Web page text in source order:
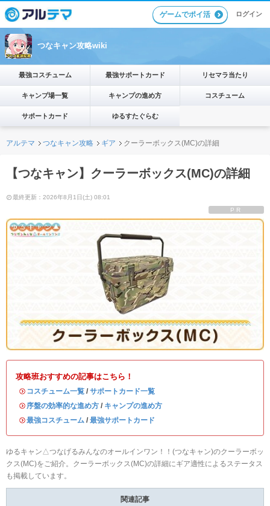
ゲームでポイ活 ログイン
つなキャン攻略wiki
最強コスチューム 最強サポートカード リセマラ当たり
キャンプ場一覧 キャンプの進め方 コスチューム
サポートカード ゆるすたぐらむ
アルテマ つなキャン攻略 ギア クーラーボックス(MC)の詳細
【つなキャン】クーラーボックス(MC)の詳細
最終更新：2026年8月1日(土) 08:01
PR
攻略班おすすめの記事はこちら！
・ コスチューム一覧 / サポートカード一覧
・ 序盤の効率的な進め方 / キャンプの進め方
・最強コスチューム / 最強サポートカード
ゆるキャン△つなげるみんなのオールインワン！！(つなキャン)のクーラーボッ
クス(MC)をご紹介。クーラーボックス(MC)の詳細にギア適性によるステータス
も掲載しています。
関連記事